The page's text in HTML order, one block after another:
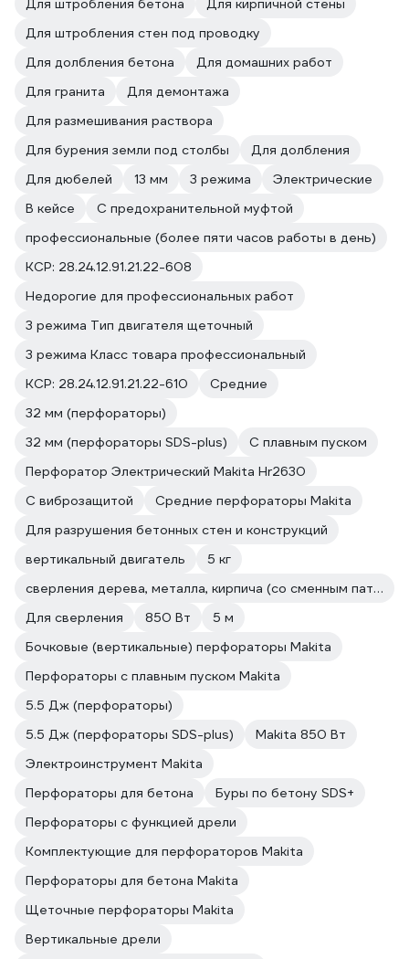
Для штробления бетона
Для кирпичной стены
Для штробления стен под проводку
Для долбления бетона
Для домашних работ
Для гранита
Для демонтажа
Для размешивания раствора
Для бурения земли под столбы
Для долбления
Для дюбелей
13 мм 3 режима
Электрические
В кейсе
С предохранительной муфтой
профессиональные (более пяти часов работы в день)
КСР: 28.24.12.91.21.22-608
Недорогие для профессиональных работ
3 режима Тип двигателя щеточный
3 режима Класс товара профессиональный
КСР: 28.24.12.91.21.22-610
Средние
32 мм (перфораторы)
32 мм (перфораторы SDS-plus)
С плавным пуском
Перфоратор Электрический Makita Hr2630
С виброзащитой
Средние перфораторы Makita
Для разрушения бетонных стен и конструкций
вертикальный двигатель
5 кг
сверления дерева, металла, кирпича (со сменным патроном)
Для сверления
850 Вт
5 м
Бочковые (вертикальные) перфораторы Makita
Перфораторы с плавным пуском Makita
5.5 Дж (перфораторы)
5.5 Дж (перфораторы SDS-plus)
Makita 850 Вт
Электроинструмент Makita
Перфораторы для бетона
Буры по бетону SDS+
Перфораторы с функцией дрели
Комплектующие для перфораторов Makita
Перфораторы для бетона Makita
Щеточные перфораторы Makita
Вертикальные дрели